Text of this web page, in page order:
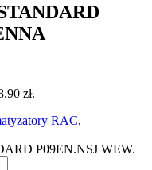
zł.
RAC,
P09EN.NSJ WEW.